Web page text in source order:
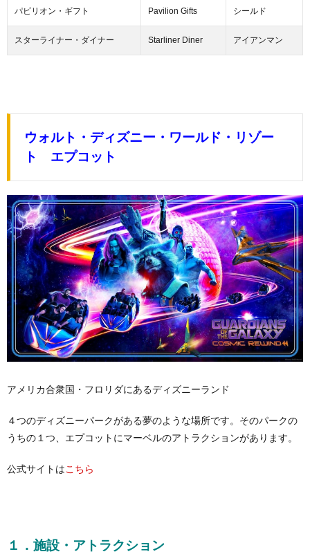
パビリオン・ギフト Pavilion Gifts シールド
スターライナー・ダイナー Starliner Diner アイアンマン
ウォルト・ディズニー・ワールド・リゾー
ト エプコット
アメリカ合衆国・フロリダにあるディズニーランド
４つのディズニーパークがある夢のような場所です。そのパークの
うちの１つ、エプコットにマーベルのアトラクションがあります。
公式サイトはこちら
１．施設・アトラクション